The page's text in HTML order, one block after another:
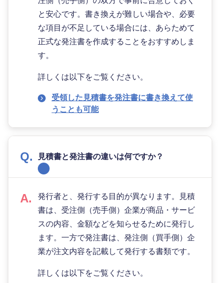
と安心です。書き換えが難しい場合や、必要
な項目が不足している場合には、あらためて
正式な発注書を作成することをおすすめしま
す。
詳しくは以下をご覧ください。
受領した見積書を発注書に書き換えて使
うことも可能
見積書と発注書の違いは何ですか？
発行者と、発行する目的が異なります。見積
書は、受注側（売手側）企業が商品・サービ
スの内容、金額などを知らせるために発行し
ます。一方で発注書は、発注側（買手側）企
業が注文内容を記載して発行する書類です。
詳しくは以下をご覧ください。